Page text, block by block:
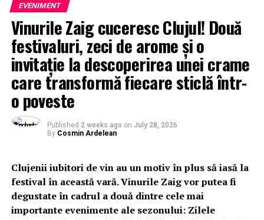
EVENIMENT
Vinurile Zaig cuceresc Clujul! Două
festivaluri, zeci de arome și o
invitație la descoperirea unei crame
care transformă fiecare sticlă într-
o poveste
Published 2 weeks ago on July 28, 2026
By Cosmin Ardelean
Clujenii iubitori de vin au un motiv în plus să iasă la
festival în această vară. Vinurile Zaig vor putea fi
degustate în cadrul a două dintre cele mai
importante evenimente ale sezonului: Zilele